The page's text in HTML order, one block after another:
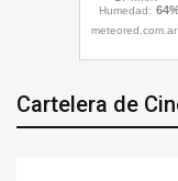
Cartelera de